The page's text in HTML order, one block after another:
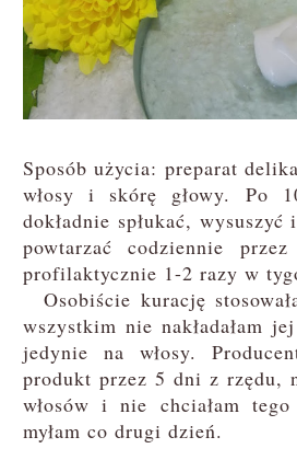
Sposób użycia: preparat
włosy i skórę głowy. Po
dokładnie spłukać,
powtarzać codziennie
profilaktycznie 1-2 razy w
Osobiście kurację
wszystkim nie nakładałam
jedynie na włosy.
produkt przez 5 dni z rzędu,
włosów i nie chciałam
myłam co drugi dzień.